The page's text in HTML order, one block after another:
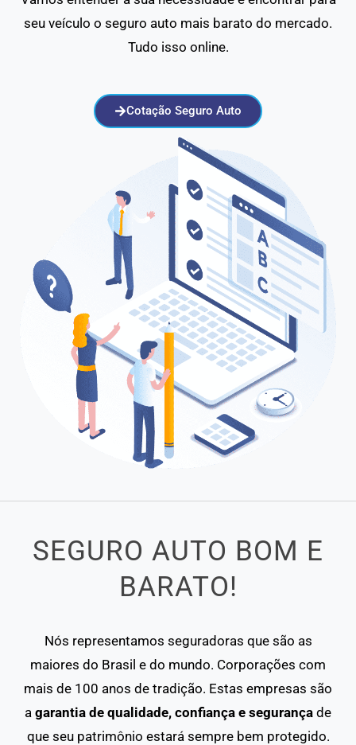
seu veículo o seguro auto mais barato do mercado.
Tudo isso online.
Cotação Seguro Auto
SEGURO AUTO BOM E
BARATO!
Nós representamos seguradoras que são as
maiores do Brasil e do mundo. Corporações com
mais de 100 anos de tradição. Estas empresas são
a garantia de qualidade, confiança e segurança de
que seu patrimônio estará sempre bem protegido.